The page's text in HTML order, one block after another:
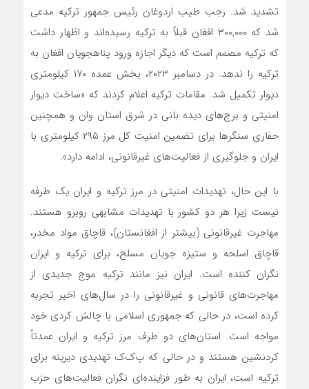
تشدید شد. رجب طیب اردوغان رئیس جمهور ترکیه مدعی
شد که ۳۰۰,۰۰۰ افغان قبلاً به ترکیه رسیده‌اند و اظهار داشت
که ترکیه مصمم است که دیگر اجازه ورود پناهجویان افغان به
ترکیه را ندهد. در دسامبر ۲۰۲۳، بخش عمده ۱۷۰ کیلومتری
دیوار تکمیل شد. مقامات ترکیه اعلام کردند که «ساخت دیوار
امنیتی و برج‌های دیده بانی در شرق استان وان و همچنین
حفاری سنگرها برای تضمین امنیت کل مرز ۲۹۵ کیلومتری با
ایران و جلوگیری از فعالیت‌های غیرقانونی، ادامه دارد».
با این حال، تهدیدات امنیتی در مرز ترکیه و ایران یک طرفه
نیست زیرا هر دو کشور با تهدیدات مشابهی روبرو هستند.
مهاجرت غیرقانونی (بیشتر از افغانستان)، قاچاق مواد مخدر،
قاچاق اسلحه و ستیزه جویان مسلح، برای ترکیه و ایران
نگران کننده است. ایران نیز مانند ترکیه موج جدیدی از
مهاجرت‌های قانونی و غیرقانونی را در سال‌های اخیر تجربه
کرده است، در حالی که جمهوری اسلامی با چالش کردی خود
مواجه است. استان‌های دو طرف مرز ترکیه و ایران عمدتاً
کردنشین هستند و در حالی که پ‌ک‌ک تهدیدی دیرینه برای
ترکیه است، ایران به طور فزاینده‌ای نگران فعالیت‌های حزب